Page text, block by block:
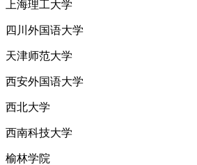
上海理工大学
四川外国语大学
天津师范大学
西安外国语大学
西北大学
西南科技大学
榆林学院